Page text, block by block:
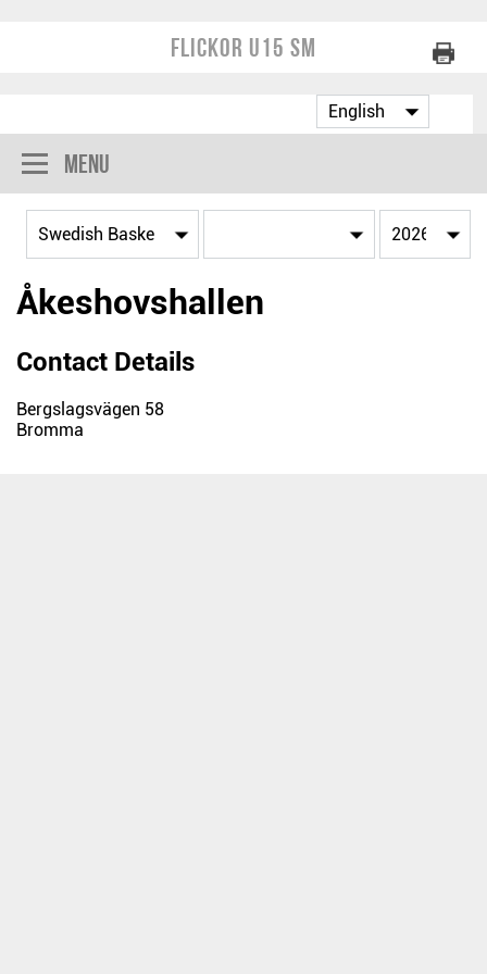
Flickor U15 SM
Menu
Åkeshovshallen
Contact Details
Bergslagsvägen 58
Bromma